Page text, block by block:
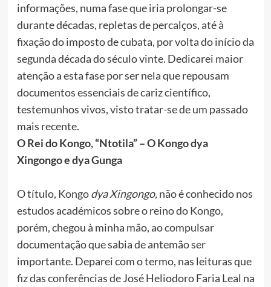
informações, numa fase que iria prolongar-se
durante décadas, repletas de percalços, até à
fixação do imposto de cubata, por volta do início da
segunda década do século vinte. Dedicarei maior
atenção a esta fase por ser nela que repousam
documentos essenciais de cariz científico,
testemunhos vivos, visto tratar-se de um passado
mais recente.
O Rei do Kongo, “Ntotila” – O Kongo dya
Xingongo e dya Gunga
O título, Kongodya Xingongo,não é conhecido nos
estudos académicos sobre o reino do Kongo,
porém, chegou à minha mão, ao compulsar
documentação que sabia de antemão ser
importante. Deparei com o termo, nas leituras que
fiz das conferências de José Heliodoro Faria Leal na